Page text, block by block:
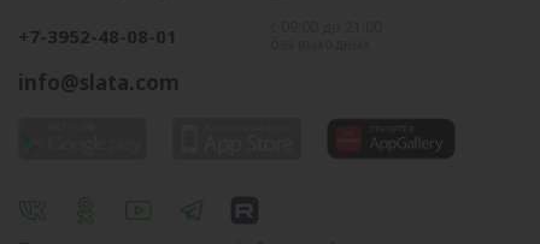
+7-3952-48-08-01
info@slata.com